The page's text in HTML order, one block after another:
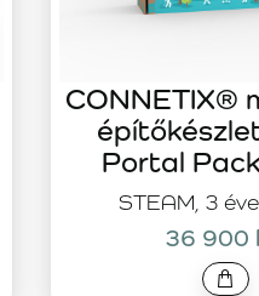
STEAM, 3
CONNETIX®
Portal
36 900